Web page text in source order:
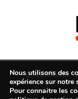
Contactez-
Nous utilisons des
expérience sur notre
Pour connaitre les